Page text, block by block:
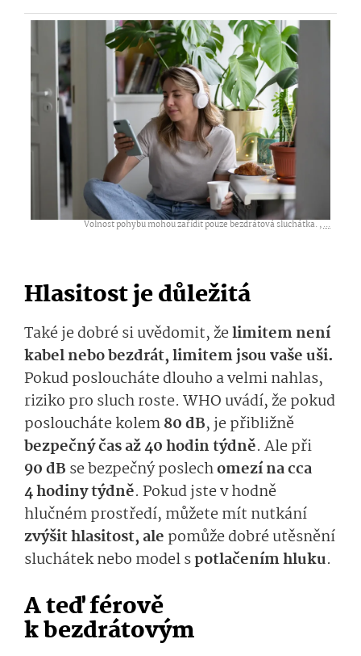
Volnost pohybu mohou zařídit pouze bezdrátová sluchátka. ,...
Hlasitost je důležitá
Také je dobré si uvědomit, želimitem není
kabel nebo bezdrát, limitem jsou vaše uši.
Pokud posloucháte dlouho a velmi nahlas,
riziko pro sluch roste. WHO uvádí, že pokud
posloucháte kolem80 dB, je přibližně
bezpečný čas až 40 hodin týdně. Ale při
90 dB se bezpečný poslechomezí na cca
4 hodiny týdně. Pokud jste v hodně
hlučném prostředí, můžete mít nutkání
zvýšit hlasitost, ale pomůže dobré utěsnění
sluchátek nebo model spotlačením hluku.
A teď férově
k bezdrátovým